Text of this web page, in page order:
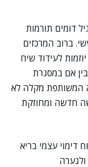
דומים תורמות
ברוב המרכזים
לעידוד שיח
אם במסגרת
המשותפת מקלה לא
חדשה ומחוזקת
דימוי עצמי בריא